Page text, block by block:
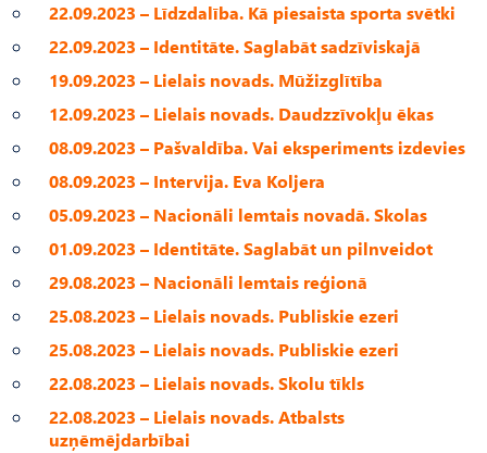
22.09.2023 – Līdzdalība. Kā piesaista sporta svētki
22.09.2023 – Identitāte. Saglabāt sadzīviskajā
19.09.2023 – Lielais novads. Mūžizglītība
12.09.2023 – Lielais novads. Daudzzīvokļu ēkas
08.09.2023 – Pašvaldība. Vai eksperiments izdevies
08.09.2023 – Intervija. Eva Koljera
05.09.2023 – Nacionāli lemtais novadā. Skolas
01.09.2023 – Identitāte. Saglabāt un pilnveidot
29.08.2023 – Nacionāli lemtais reģionā
25.08.2023 – Lielais novads. Publiskie ezeri
25.08.2023 – Lielais novads. Publiskie ezeri
22.08.2023 – Lielais novads. Skolu tīkls
22.08.2023 – Lielais novads. Atbalsts
uzņēmējdarbībai